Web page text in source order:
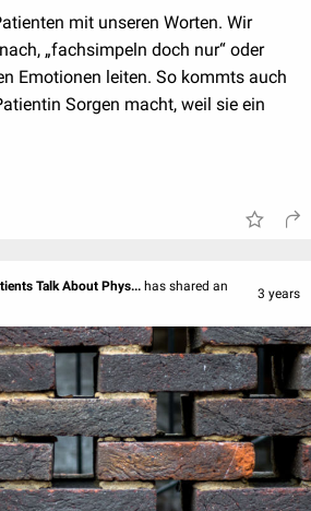
mit unseren Worten. Wir
„fachsimpeln doch nur“ oder
Emotionen leiten. So kommts auch
Sorgen macht, weil sie ein
Talk About Phys... has shared an
3 years